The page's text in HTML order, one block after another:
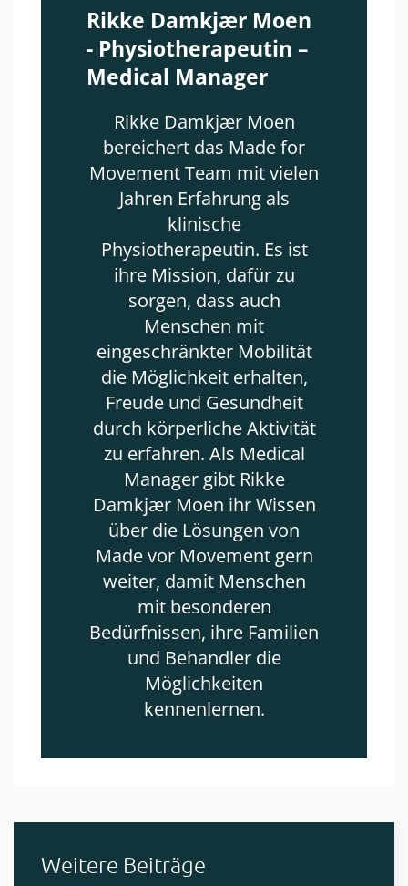
Rikke Damkjær Moen
- Physiotherapeutin –
Medical Manager
Rikke Damkjær Moen
bereichert das Made for
Movement Team mit vielen
Jahren Erfahrung als
klinische
Physiotherapeutin. Es ist
ihre Mission, dafür zu
sorgen, dass auch
Menschen mit
eingeschränkter Mobilität
die Möglichkeit erhalten,
Freude und Gesundheit
durch körperliche Aktivität
zu erfahren. Als Medical
Manager gibt Rikke
Damkjær Moen ihr Wissen
über die Lösungen von
Made vor Movement gern
weiter, damit Menschen
mit besonderen
Bedürfnissen, ihre Familien
und Behandler die
Möglichkeiten
kennenlernen.
Weitere Beiträge